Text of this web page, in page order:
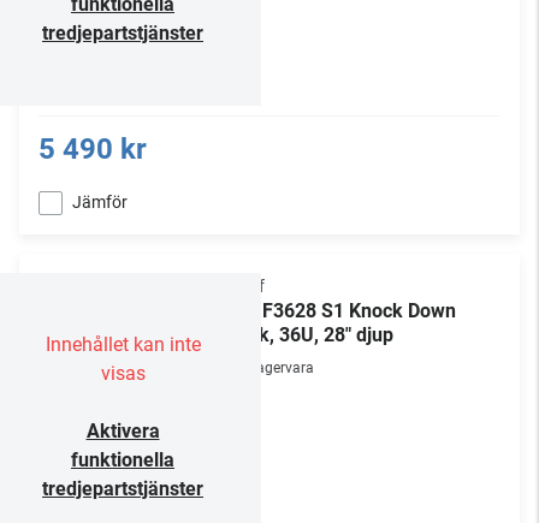
tredjepartstjänster
5 490 kr
Jämför
Innehållet kan inte
visas
Aktivera
funktionella
tredjepartstjänster
Chief
NS1F3628 S1 Knock Down
Rack, 36U, 28" djup
Lagervara